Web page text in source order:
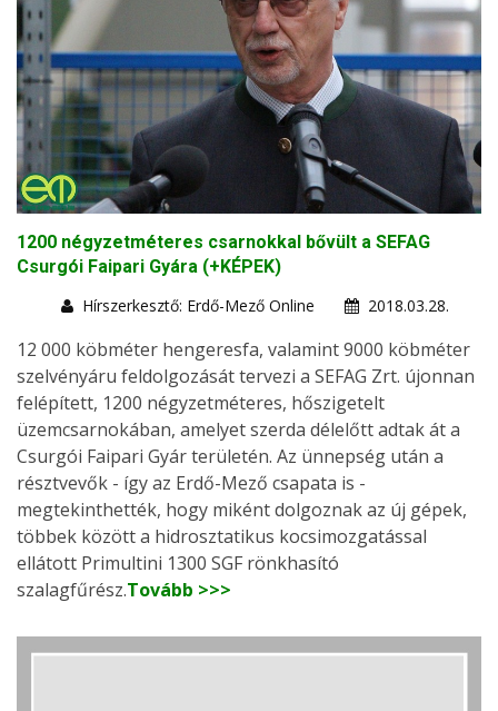
1200 négyzetméteres csarnokkal bővült a SEFAG
Csurgói Faipari Gyára (+KÉPEK)
Hírszerkesztő: Erdő-Mező Online
2018.03.28.
12 000 köbméter hengeresfa, valamint 9000 köbméter
szelvényáru feldolgozását tervezi a SEFAG Zrt. újonnan
felépített, 1200 négyzetméteres, hőszigetelt
üzemcsarnokában, amelyet szerda délelőtt adtak át a
Csurgói Faipari Gyár területén. Az ünnepség után a
résztvevők - így az Erdő-Mező csapata is -
megtekinthették, hogy miként dolgoznak az új gépek,
többek között a hidrosztatikus kocsimozgatással
ellátott Primultini 1300 SGF rönkhasító
szalagfűrész.Tovább >>>